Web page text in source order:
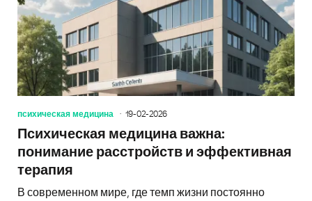
психическая медицина 19-02-2026
Психическая медицина важна:
понимание расстройств и эффективная
терапия
В современном мире, где темп жизни постоянно